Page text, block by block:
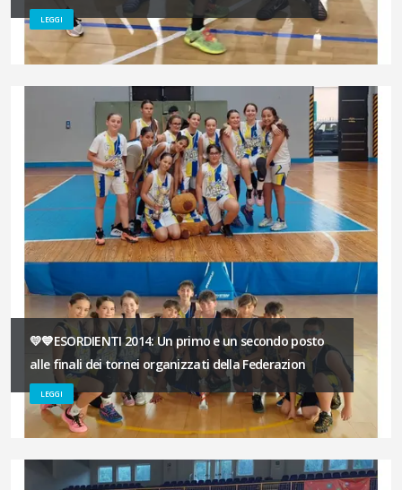
LEGGI
💛💙ESORDIENTI 2014: Un primo e un secondo posto
alle finali dei tornei organizzati della Federazion
LEGGI